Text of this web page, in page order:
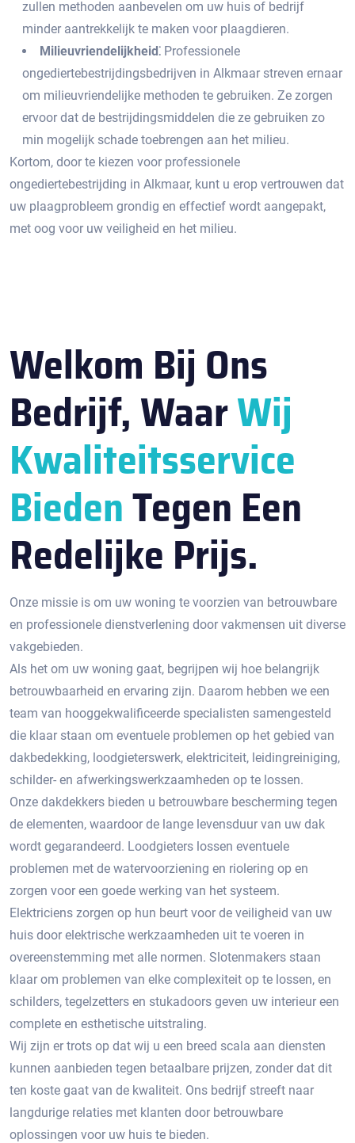
zullen methoden aanbevelen om uw huis of bedrijf
minder aantrekkelijk te maken voor plaagdieren.
Milieuvriendelijkheid⁚ Professionele
ongediertebestrijdingsbedrijven in Alkmaar streven ernaar
om milieuvriendelijke methoden te gebruiken.​ Ze zorgen
ervoor dat de bestrijdingsmiddelen die ze gebruiken zo
min mogelijk schade toebrengen aan het milieu.​
Kortom, door te kiezen voor professionele
ongediertebestrijding in Alkmaar, kunt u erop vertrouwen dat
uw plaagprobleem grondig en effectief wordt aangepakt,
met oog voor uw veiligheid en het milieu.
Welkom Bij Ons
Bedrijf, WaarWij
Kwaliteitsservice
BiedenTegen Een
Redelijke Prijs.
Onze missie is om uw woning te voorzien van betrouwbare
en professionele dienstverlening door vakmensen uit diverse
vakgebieden.
Als het om uw woning gaat, begrijpen wij hoe belangrijk
betrouwbaarheid en ervaring zijn. Daarom hebben we een
team van hooggekwalificeerde specialisten samengesteld
die klaar staan om eventuele problemen op het gebied van
dakbedekking, loodgieterswerk, elektriciteit, leidingreiniging,
schilder- en afwerkingswerkzaamheden op te lossen.
Onze dakdekkers bieden u betrouwbare bescherming tegen
de elementen, waardoor de lange levensduur van uw dak
wordt gegarandeerd. Loodgieters lossen eventuele
problemen met de watervoorziening en riolering op en
zorgen voor een goede werking van het systeem.
Elektriciens zorgen op hun beurt voor de veiligheid van uw
huis door elektrische werkzaamheden uit te voeren in
overeenstemming met alle normen. Slotenmakers staan ​​
klaar om problemen van elke complexiteit op te lossen, en
schilders, tegelzetters en stukadoors geven uw interieur een
complete en esthetische uitstraling.
Wij zijn er trots op dat wij u een breed scala aan diensten
kunnen aanbieden tegen betaalbare prijzen, zonder dat dit
ten koste gaat van de kwaliteit. Ons bedrijf streeft naar
langdurige relaties met klanten door betrouwbare
oplossingen voor uw huis te bieden.